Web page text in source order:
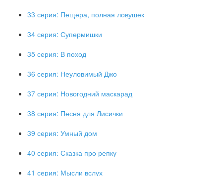
33 серия: Пещера, полная ловушек
34 серия: Супермишки
35 серия: В поход
36 серия: Неуловимый Джо
37 серия: Новогодний маскарад
38 серия: Песня для Лисички
39 серия: Умный дом
40 серия: Сказка про репку
41 серия: Мысли вслух